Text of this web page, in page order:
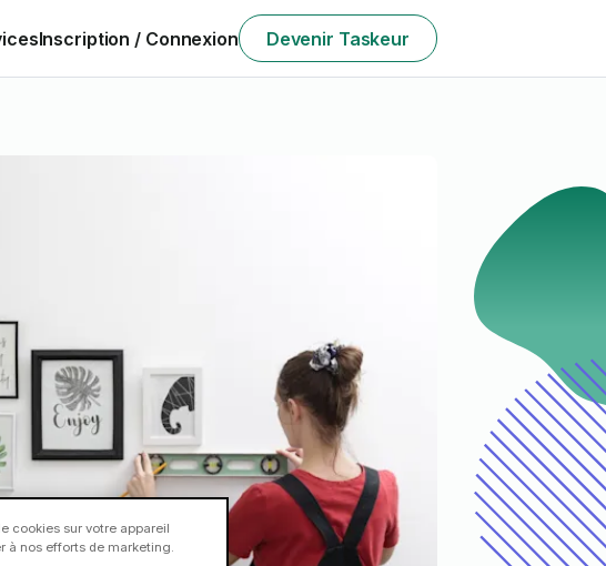
Inscription / Connexion Devenir Taskeur
cookies sur votre appareil
à nos efforts de marketing.